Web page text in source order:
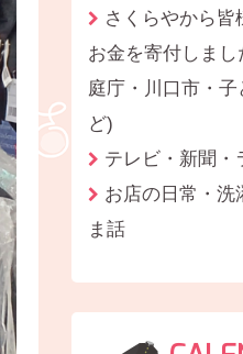
さくらやから皆
お金を寄付しま
庭庁・川口市・子
ど)
テレビ・新聞・
お店の日常・洗
ま話